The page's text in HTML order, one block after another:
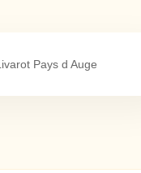
Pays d Auge